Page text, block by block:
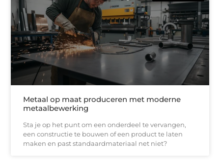
Metaal op maat produceren met moderne
metaalbewerking
Sta je op het punt om een onderdeel te vervangen,
een constructie te bouwen of een product te laten
maken en past standaardmateriaal net niet?